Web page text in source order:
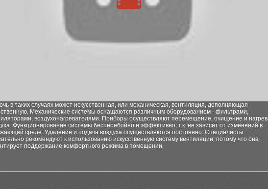
в таких случаях может искусственная, или механическая, вентиляция, дополняющая
Механические системы оснащаются различным оборудованием - фильтрами,
воздухонагревателями. Приборы осуществляют перемещение, очищение и нагрев
Функционирование системы бесперебойно и эффективно, т.к. не зависит от изменений в
среде. Удаление и подача воздуха осуществляются постоянно. Специалисты
рекомендуют к использованию искусственную систему вентиляции, потому что она
поддержание комфортного режима в помещении.